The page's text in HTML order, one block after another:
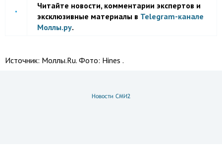
Читайте новости, комментарии экспертов и
эксклюзивные материалы в Telegram-канале
Моллы.ру.
Источник: Моллы.Ru. Фото: Hines .
Новости СМИ2